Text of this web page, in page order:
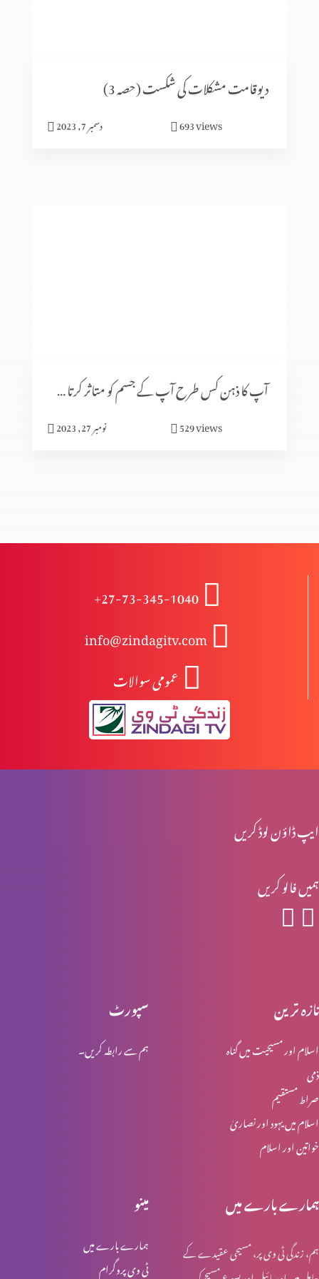
میں جلدی میں مگر خدا نہیں
گلتیوں (حصہ 2)
درد سے پاک راستے کے خطرات (2-2)
درد سے پاک راستے کے خطرات (1-2)
یسوع کی تمثیلیں: خود کو پرکھنا (2-2)
دیوقامت مشکلات کی شکست (حصہ 3)
دسمبر 7, 2023 693views
آپ کا ذہن کس طرح آپ کے جسم کو متاثر کرتا ہے (پارٹ 2)
نومبر 27, 2023 529views
+27-73-345-1040
info@zindagitv.com
عمومی سوالات
ایپ ڈاؤن لوڈ کریں
ہمیں فالو کریں
سپورٹ
ہم سے رابطہ کریں۔
تازہ ترین
اسلام اور مسیحیت میں گناہ
ذمی
صراط مستقیم
اسلام میں یہود اور نصاریٰ
خواتین اور اسلام
مینو
ہمارے بارے میں
ٹی وی پروگرام
ہمارے بارے میں
ہم، زندگی ٹی وی پر، مسیحی عقیدے کے